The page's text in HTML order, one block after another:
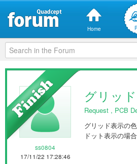
Home
ss0804
17/11/22 17:28:46
グリッ
Request , PCB
グリッド表示の
ドット表示の場